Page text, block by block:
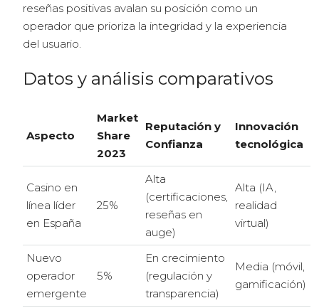
reseñas positivas avalan su posición como un
operador que prioriza la integridad y la experiencia
del usuario.
Datos y análisis comparativos
Aspecto
Market
Share
2023
Reputación y
Confianza
Innovación
tecnológica
Casino en
línea líder
en España
25%
Alta
(certificaciones,
reseñas en
auge)
Alta (IA,
realidad
virtual)
Nuevo
operador
emergente
5%
En crecimiento
(regulación y
transparencia)
Media (móvil,
gamificación)